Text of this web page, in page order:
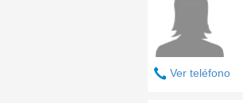
Ver teléfono